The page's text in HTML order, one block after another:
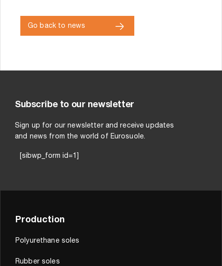
Go back to news
Subscribe to our newsletter
Sign up for our newsletter and receive updates
and news from the world of Eurosuole.
[sibwp_form id=1]
Production
Polyurethane soles
Rubber soles